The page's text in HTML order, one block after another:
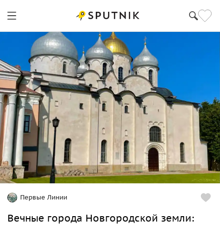
Санкт-Петербург
Первые Линии
Вечные города Новгородской земли: